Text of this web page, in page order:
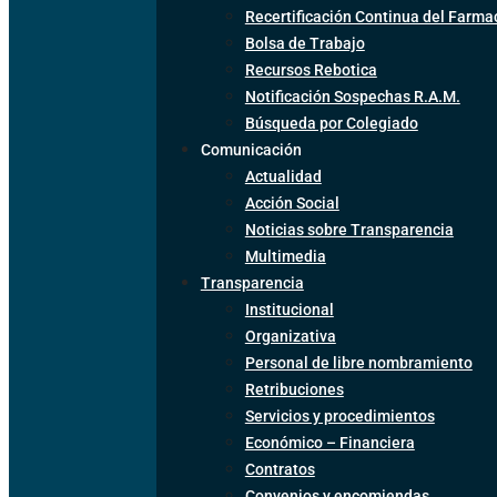
Recertificación Continua del
Bolsa de Trabajo
Recursos Rebotica
Notificación Sospechas R.A.M.
Búsqueda por Colegiado
Comunicación
Actualidad
Acción Social
Noticias sobre Transparencia
Multimedia
Transparencia
Institucional
Organizativa
Personal de libre nombramiento
Retribuciones
Servicios y procedimientos
Económico – Financiera
Contratos